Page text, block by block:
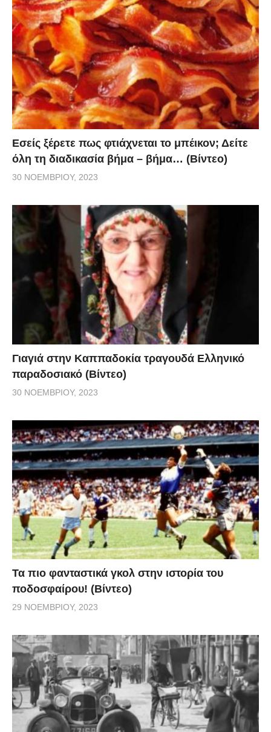
Εσείς ξέρετε πως φτιάχνεται το μπέικον; Δείτε
όλη τη διαδικασία βήμα – βήμα… (Βίντεο)
30 ΝΟΕΜΒΡΊΟΥ, 2023
Γιαγιά στην Καππαδοκία τραγουδά Ελληνικό
παραδοσιακό (Βίντεο)
30 ΝΟΕΜΒΡΊΟΥ, 2023
Τα πιο φανταστικά γκολ στην ιστορία του
ποδοσφαίρου! (Βίντεο)
29 ΝΟΕΜΒΡΊΟΥ, 2023